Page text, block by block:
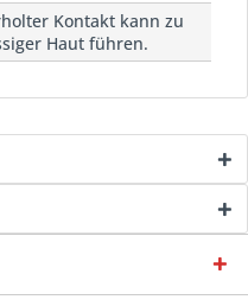
Kontakt kann zu
Haut führen.